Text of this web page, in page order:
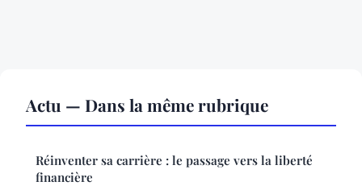
Actu — Dans la même rubrique
Réinventer sa carrière : le passage vers la liberté
financière